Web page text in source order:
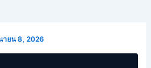
ายน 8, 2026